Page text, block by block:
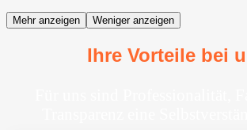
Mehr anzeigen Weniger anzeigen
Ihre Vorteile bei